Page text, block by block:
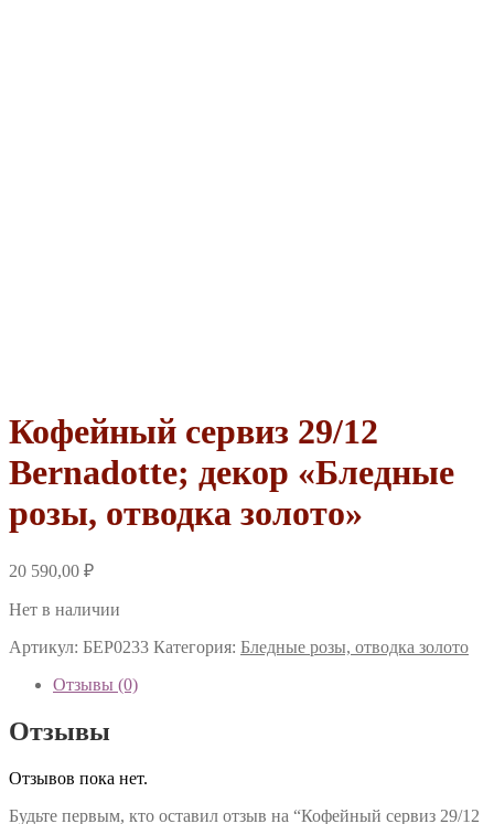
Кофейный сервиз 29/12
Bernadotte; декор «Бледные
розы, отводка золото»
20 590,00 ₽
Нет в наличии
Артикул: БЕР0233 Категория: Бледные розы, отводка золото
Отзывы (0)
Отзывы
Отзывов пока нет.
Будьте первым, кто оставил отзыв на “Кофейный сервиз 29/12